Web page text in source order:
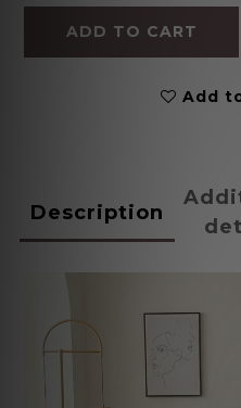
ADD TO CART
Add
Description